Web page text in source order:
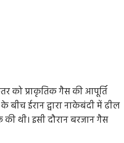
को प्राकृतिक गैस की आपूर्ति
बीच ईरान द्वारा नाकेबंदी में ढील
थी। इसी दौरान बरजान गैस